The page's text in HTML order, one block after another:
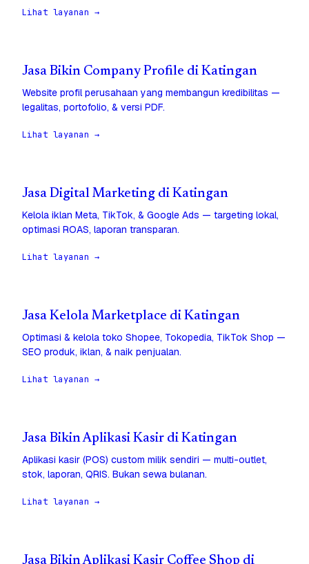
Lihat layanan →
Jasa Bikin Company Profile di Katingan
Website profil perusahaan yang membangun kredibilitas —
legalitas, portofolio, & versi PDF.
Lihat layanan →
Jasa Digital Marketing di Katingan
Kelola iklan Meta, TikTok, & Google Ads — targeting lokal,
optimasi ROAS, laporan transparan.
Lihat layanan →
Jasa Kelola Marketplace di Katingan
Optimasi & kelola toko Shopee, Tokopedia, TikTok Shop —
SEO produk, iklan, & naik penjualan.
Lihat layanan →
Jasa Bikin Aplikasi Kasir di Katingan
Aplikasi kasir (POS) custom milik sendiri — multi-outlet,
stok, laporan, QRIS. Bukan sewa bulanan.
Lihat layanan →
Jasa Bikin Aplikasi Kasir Coffee Shop di